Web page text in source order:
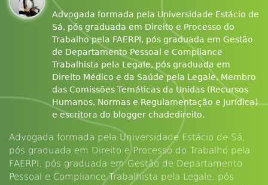
Advogada formada pela Universidade Estácio de
Sá, pós graduada em Direito e Processo do
Trabalho pela FAERPI, pós graduada em Gestão
de Departamento Pessoal e Compliance
Trabalhista pela Legale, pós graduada em
Direito Médico e da Saúde pela Legale, Membro
das Comissões Temáticas da Unidas (Recursos
Humanos, Normas e Regulamentação e Jurídica)
e escritora do blogger chadedireito.
Advogada formada pela Universidade Estácio de Sá,
pós graduada em Direito e Processo do Trabalho pela
FAERPI, pós graduada em Gestão de Departamento
Pessoal e Compliance Trabalhista pela Legale, pós